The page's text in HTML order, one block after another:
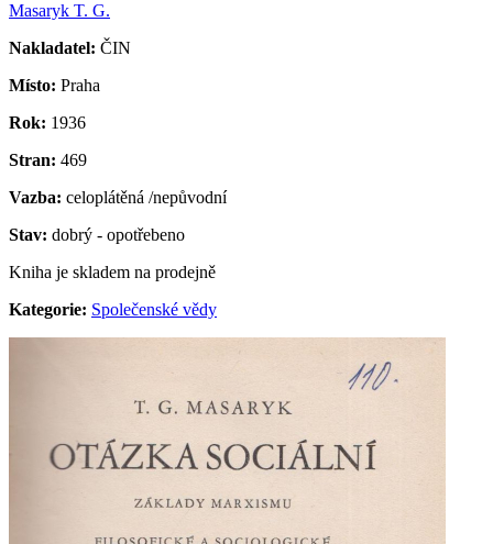
Masaryk T. G.
Nakladatel: ČIN
Místo: Praha
Rok: 1936
Stran: 469
Vazba: celoplátěná /nepůvodní
Stav: dobrý - opotřebeno
Kniha je skladem na prodejně
Kategorie: Společenské vědy